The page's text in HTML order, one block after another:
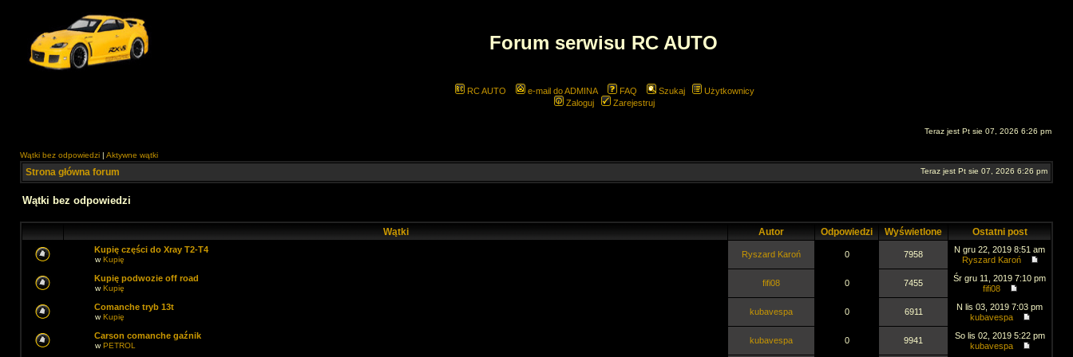
Forum serwisu RC AUTO
RC AUTO e-mail do ADMINA FAQ Szukaj
Użytkownicy
Zaloguj
Zarejestruj
Teraz jest Pt sie 07, 2026 6:26 pm
Wątki bez odpowiedzi | Aktywne wątki
Strona główna forum Teraz jest Pt sie 07, 2026 6:26 pm
Wątki bez odpowiedzi
Wątki Autor Odpowiedzi Wyświetlone Ostatni post
Kupię części do Xray T2-T4
wKupię
Ryszard Karoń 0 7958
N gru 22, 2019 8:51 am
Ryszard Karoń
Kupię podwozie off road
wKupię
fifi08 0 7455
Śr gru 11, 2019 7:10 pm
fifi08
Comanche tryb 13t
wKupię
kubavespa 0 6911
N lis 03, 2019 7:03 pm
kubavespa
Carson comanche gaźnik
wPETROL
kubavespa 0 9941
So lis 02, 2019 5:22 pm
kubavespa